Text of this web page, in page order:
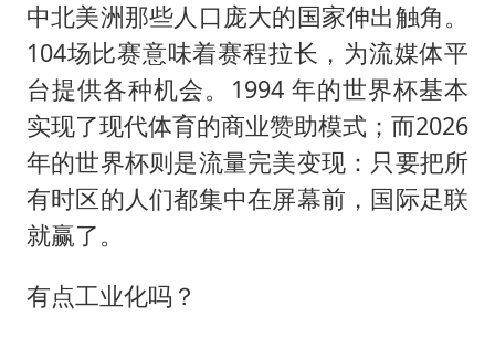
中北美洲那些人口庞大的国家伸出触角。
104场比赛意味着赛程拉长，为流媒体平
台提供各种机会。1994 年的世界杯基本
实现了现代体育的商业赞助模式；而2026
年的世界杯则是流量完美变现：只要把所
有时区的人们都集中在屏幕前，国际足联
就赢了。
有点工业化吗？